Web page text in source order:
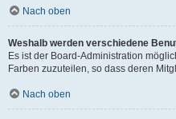
Nach oben
Weshalb werden verschiedene
Es ist der Board-Administration
Farben zuzuteilen, so dass deren
Nach oben